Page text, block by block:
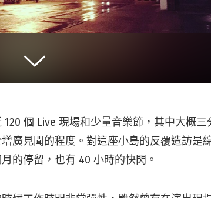
個 Live 現場和少量音樂節，其中大概三
廣見聞的程度。對這座小島的反覆造訪是
的停留，也有 40 小時的快閃。